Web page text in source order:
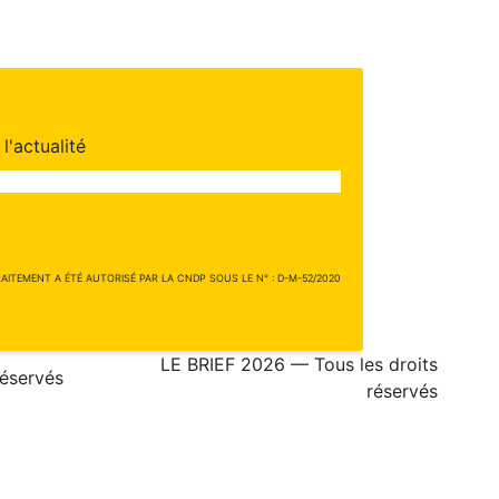
l'actualité
A ÉTÉ AUTORISÉ PAR LA CNDP SOUS LE N° : D-M-52/2020
LE BRIEF 2026 — Tous les droits
réservés